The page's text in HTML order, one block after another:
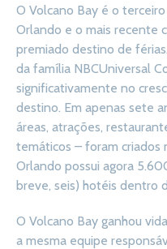
O Volcano Bay é o
Orlando e o mais recente
premiado destino de
da família NBCUniversal
significativamente no
destino. Em apenas sete
áreas, atrações,
temáticos – foram criados
Orlando possui agora
breve, seis) hotéis dentro
O Volcano Bay ganhou
a mesma equipe